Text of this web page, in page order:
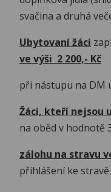
svačina a druhá
Ubytovaní žáci
ve výši 2 200,- Kč
při nástupu na DM
Žáci, kteří nejsou
na oběd v hodnotě
zálohu na stravu
přihlášení ke stravě